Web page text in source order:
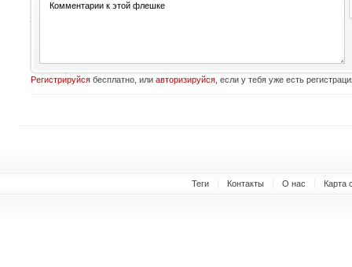
Регистрируйсябесплатно, или авторизируйся, если у тебя уже есть
Теги Контакты О нас Карта